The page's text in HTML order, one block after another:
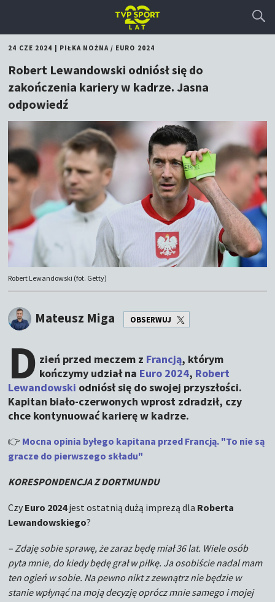
24 CZE 2024 PIŁKA NOŻNA/ EURO 2024
Robert Lewandowski odniósł się do
zakończenia kariery w kadrze. Jasna
odpowiedź
Robert Lewandowski (fot. Getty)
Mateusz Miga OBSERWUJ
D zień przed meczem z Francją, którym
kończymy udział na Euro 2024, Robert
Lewandowski odniósł się do swojej przyszłości.
Kapitan biało-czerwonych wprost zdradził, czy
chce kontynuować karierę w kadrze.
👉 Mocna opinia byłego kapitana przed Francją. "To nie są
gracze do pierwszego składu"
KORESPONDENCJA Z DORTMUNDU
Czy Euro 2024jest ostatnią dużą imprezą dla Roberta
Lewandowskiego?
– Zdaję sobie sprawę, że zaraz będę miał 36 lat. Wiele osób
pyta mnie, do kiedy będę grał w piłkę. Ja osobiście nadal mam
ten ogień w sobie. Na pewno nikt z zewnątrz nie będzie w
stanie wpłynąć na moją decyzję oprócz mnie samego i mojej